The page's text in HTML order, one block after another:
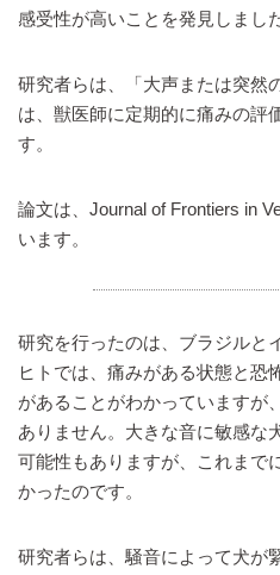
感受性が高いことを発見しました
研究者らは、「大声または突然
は、獣医師に定期的に痛みの評
す。
論文は、Journal of Frontiers in
います。
研究を行ったのは、ブラジルと
ヒトでは、痛みがある状態と恐
があることがわかっていますが
ありません。大きな音に敏感な
可能性もありますが、これまで
かったのです。
研究者らは、騒音によって犬が